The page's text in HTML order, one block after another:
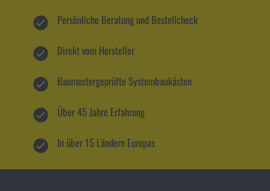
Persönliche Beratung und Bestellcheck
Direkt vom Hersteller
Baumustergeprüfte Systembaukästen
Über 45 Jahre Erfahrung
In über 15 Ländern Europas